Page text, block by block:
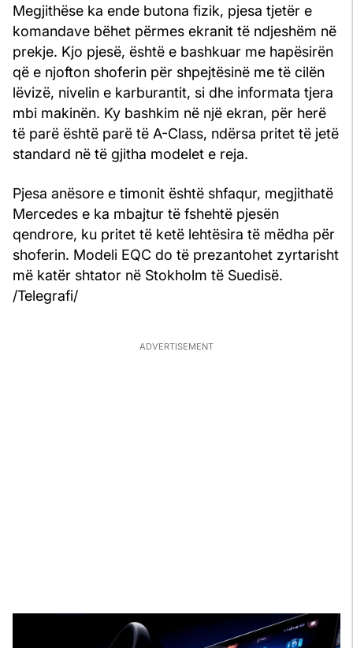
Megjithëse ka ende butona fizik, pjesa tjetër e
komandave bëhet përmes ekranit të ndjeshëm në
prekje. Kjo pjesë, është e bashkuar me hapësirën
që e njofton shoferin për shpejtësinë me të cilën
lëvizë, nivelin e karburantit, si dhe informata tjera
mbi makinën. Ky bashkim në një ekran, për herë
të parë është parë të A-Class, ndërsa pritet të jetë
standard në të gjitha modelet e reja.
Pjesa anësore e timonit është shfaqur, megjithatë
Mercedes e ka mbajtur të fshehtë pjesën
qendrore, ku pritet të ketë lehtësira të mëdha për
shoferin. Modeli EQC do të prezantohet zyrtarisht
më katër shtator në Stokholm të Suedisë.
/Telegrafi/